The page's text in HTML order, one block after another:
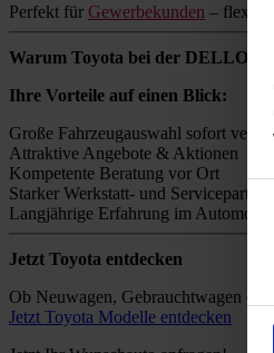
Perfekt für Gewerbekunden –
Warum Toyota bei der DELLO
Ihre Vorteile auf einen Blick:
Große Fahrzeugauswahl sofort
Attraktive Angebote & Aktionen
Kompetente Beratung vor Ort
Starker Werkstatt- und Servicepartner
Langjährige Erfahrung im
Jetzt Toyota entdecken
Ob Neuwagen, Gebrauchtwagen
Jetzt Toyota Modelle entdecken